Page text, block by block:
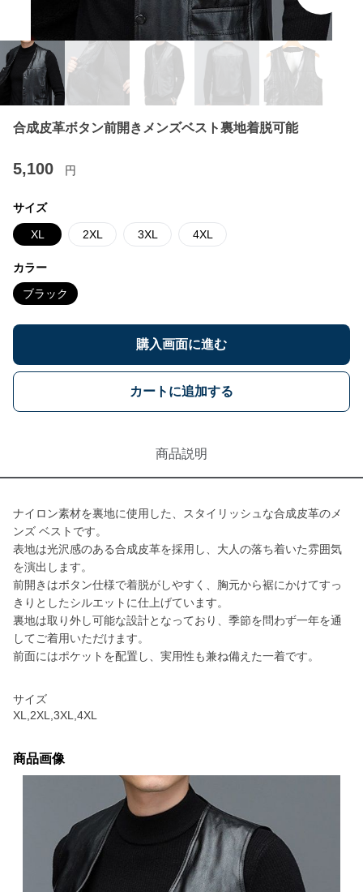
合成皮革ボタン前開きメンズベスト裏地着脱可能
5,100 円
サイズ
XL 2XL 3XL 4XL
カラー
ブラック
購入画面に進む
カートに追加する
商品説明
ナイロン素材を裏地に使用した、スタイリッシュな合成皮革のメ
ンズ ベストです。
表地は光沢感のある合成皮革を採用し、大人の落ち着いた雰囲気
を演出します。
前開きはボタン仕様で着脱がしやすく、胸元から裾にかけてすっ
きりとしたシルエットに仕上げています。
裏地は取り外し可能な設計となっており、季節を問わず一年を通
してご着用いただけます。
前面にはポケットを配置し、実用性も兼ね備えた一着です。
サイズ
XL,2XL,3XL,4XL
商品画像